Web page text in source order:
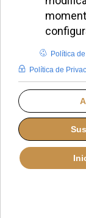
la
ALMUDENA RODRIGO
MIÉRCOLES, 26